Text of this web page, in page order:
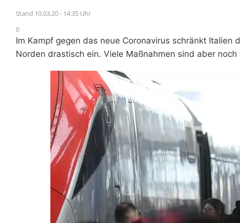
Stand 10.03.20 - 14:35 Uhr
0
Im Kampf gegen das neue Coronavirus schränkt Italien
Norden drastisch ein. Viele Maßnahmen sind aber noch